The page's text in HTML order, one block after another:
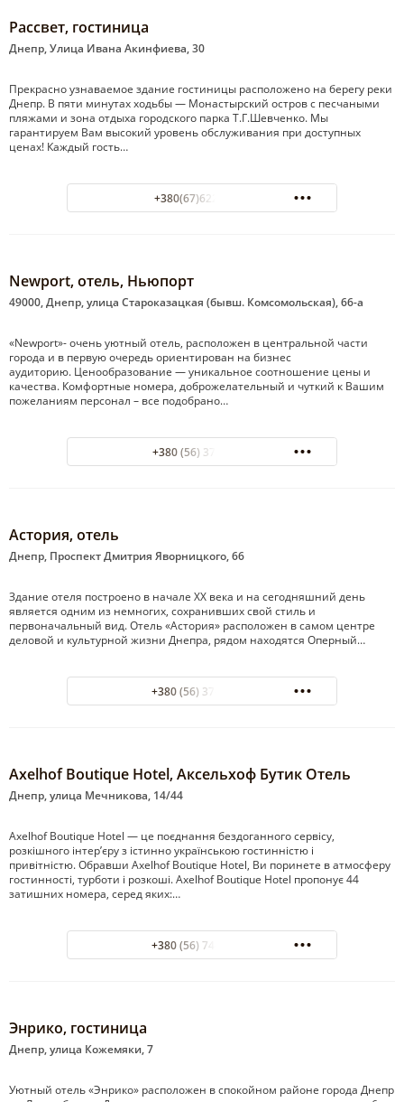
Рассвет, гостиница
Днепр, Улица Ивана Акинфиева, 30
Прекрасно узнаваемое здание гостиницы расположено на берегу реки
Днепр. В пяти минутах ходьбы — Монастырский остров с песчаными
пляжами и зона отдыха городского парка Т.Г.Шевченко. Мы
гарантируем Вам высокий уровень обслуживания при доступных
ценах! Каждый гость…
+380(67)622-13-82
Newport, отель, Ньюпорт
49000, Днепр, улица Староказацкая (бывш. Комсомольская), 66-а
«Newport»- очень уютный отель, расположен в центральной части
города и в первую очередь ориентирован на бизнес
аудиторию. Ценообразование — уникальное соотношение цены и
качества. Комфортные номера, доброжелательный и чуткий к Вашим
пожеланиям персонал – все подобрано…
+380 (56) 375 55 75
Астория, отель
Днепр, Проспект Дмитрия Яворницкого, 66
Здание отеля построено в начале XX века и на сегодняшний день
является одним из немногих, сохранивших свой стиль и
первоначальный вид. Отель «Астория» расположен в самом центре
деловой и культурной жизни Днепра, рядом находятся Оперный…
+380 (56) 376-03-00
Axelhof Boutique Hotel, Аксельхоф Бутик Отель
Днепр, улица Мечникова, 14/44
Axelhof Boutique Hotel — це поєднання бездоганного сервісу,
розкішного інтер’єру з істинно українською гостинністю і
привітністю. Обравши Axelhof Boutique Hotel, Ви поринете в атмосферу
гостинності, турботи і розкоші. Axelhof Boutique Hotel пропонує 44
затишних номера, серед яких:…
+380 (56) 744-07-07
Энрико, гостиница
Днепр, улица Кожемяки, 7
Уютный отель «Энрико» расположен в спокойном районе города Днепр